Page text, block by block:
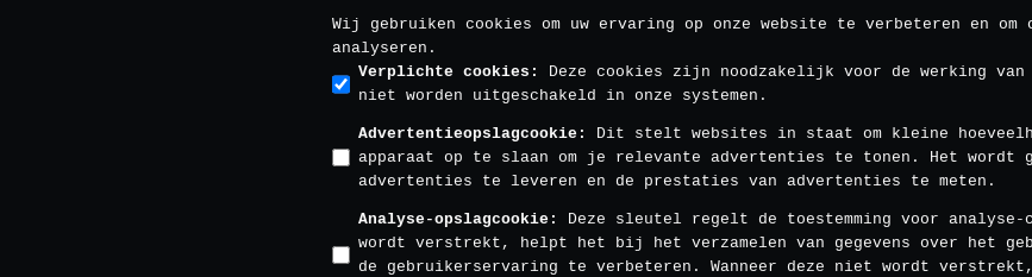
Wij gebruiken cookies om uw ervaring op onze website te verbeteren en om
analyseren.
Verplichte cookies :
Deze cookies zijn noodzakelijk voor de werking van
niet worden uitgeschakeld in onze systemen.
Advertentieopslagcookie :
Dit stelt websites in staat om kleine
apparaat op te slaan om je relevante advertenties te tonen. Het wordt
advertenties te leveren en de prestaties van advertenties te meten.
Analyse-opslagcookie :
Deze sleutel regelt de toestemming voor analyse-
wordt verstrekt, helpt het bij het verzamelen van gegevens over het
de gebruikerservaring te verbeteren. Wanneer deze niet wordt